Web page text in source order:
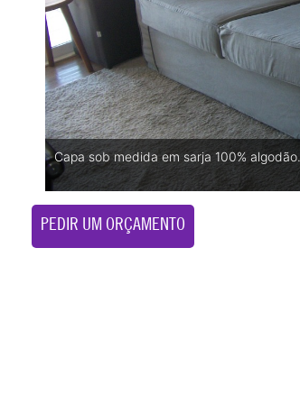
Capa sob medida em sarja 100% algodão.
PEDIR UM ORÇAMENTO